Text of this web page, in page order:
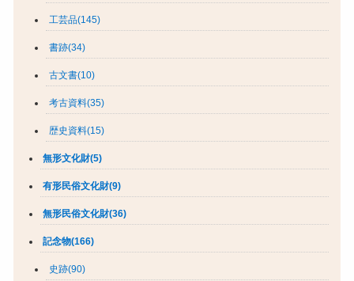
工芸品(145)
書跡(34)
古文書(10)
考古資料(35)
歴史資料(15)
無形文化財(5)
有形民俗文化財(9)
無形民俗文化財(36)
記念物(166)
史跡(90)